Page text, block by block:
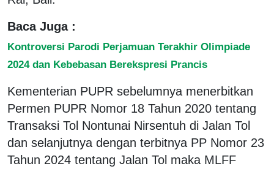
Baca Juga :
Kontroversi Parodi Perjamuan Terakhir Olimpiade
2024 dan Kebebasan Berekspresi Prancis
Kementerian PUPR sebelumnya menerbitkan
Permen PUPR Nomor 18 Tahun 2020 tentang
Transaksi Tol Nontunai Nirsentuh di Jalan Tol
dan selanjutnya dengan terbitnya PP Nomor 23
Tahun 2024 tentang Jalan Tol maka MLFF